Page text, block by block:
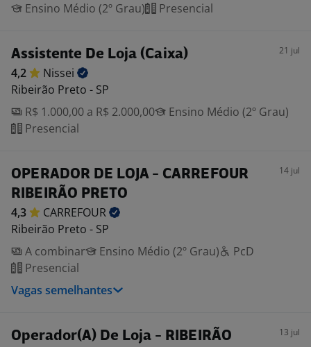
Ensino Médio (2º Grau)
Presencial
Assistente De Loja (Caixa) 21 jul
4,2
Nissei
Ribeirão Preto - SP
R$ 1.000,00 a R$ 2.000,00
Ensino Médio (2º Grau)
Presencial
OPERADOR DE LOJA - CARREFOUR
RIBEIRÃO PRETO
14 jul
4,3
CARREFOUR
Ribeirão Preto - SP
A combinar
Ensino Médio (2º Grau)
PcD
Presencial
Vagas semelhantes
Operador(A) De Loja - RIBEIRÃO
13 jul